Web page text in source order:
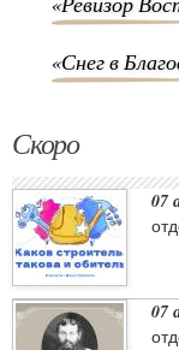
«Снег в
Скоро
07
07